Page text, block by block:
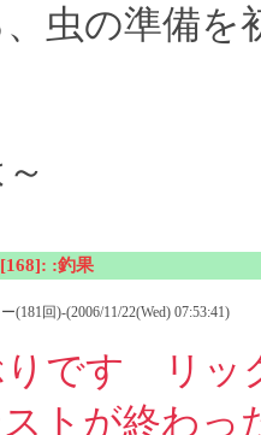
虫の準備を
:釣果
(181回)-(2006/11/22(Wed) 07:53:41)
りです リッ
トが終わっ